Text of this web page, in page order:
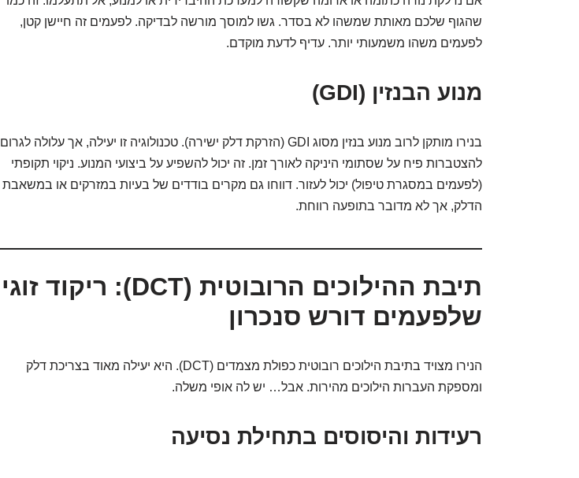
שהגוף שלכם מאותת שמשהו לא בסדר. גשו למוסך מורשה לבדיקה. לפעמים זה חיישן קטן,
לפעמים משהו משמעותי יותר. עדיף לדעת מוקדם.
מנוע הבנזין (GDI)
בנירו מותקן לרוב מנוע בנזין מסוג GDI (הזרקת דלק ישירה). טכנולוגיה זו יעילה, אך עלולה לגרום
להצטברות פיח על שסתומי היניקה לאורך זמן. זה יכול להשפיע על ביצועי המנוע. ניקוי תקופתי
(לפעמים במסגרת טיפול) יכול לעזור. דווחו גם מקרים בודדים של בעיות במזרקים או במשאבת
הדלק, אך לא מדובר בתופעה רווחת.
תיבת ההילוכים הרובוטית (DCT): ריקוד זוגי
שלפעמים דורש סנכרון
הנירו מצויד בתיבת הילוכים רובוטית כפולת מצמדים (DCT). היא יעילה מאוד בצריכת דלק
ומספקת העברות הילוכים מהירות. אבל… יש לה אופי משלה.
רעידות והיסוסים בתחילת נסיעה